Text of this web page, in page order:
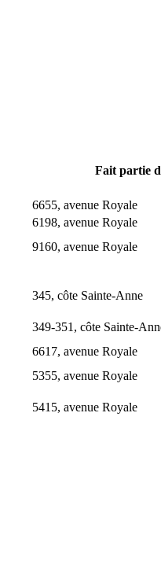
Fait partie
6655, avenue Royale
6198, avenue Royale
9160, avenue Royale
345, côte Sainte-Anne
349-351, côte Sainte-
6617, avenue Royale
5355, avenue Royale
5415, avenue Royale